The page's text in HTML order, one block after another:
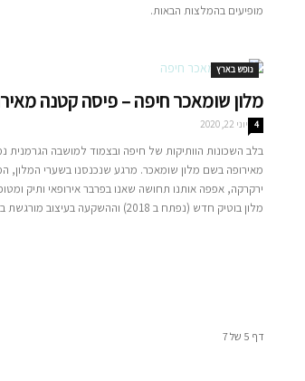
מופיעים בהמלצות הבאות.
נופש בארץ
מלון שומאכר חיפה – פיסה קטנה
יוני 22, 2020 4
בלב השכונות הוותיקות של חיפה ובצמוד למושבה הגרמנית
מאירופה בשם מלון שומאכר. מרגע שנכנסנו בשערי המלון,
ירקרקה, אפפה אותנו תחושה שאנו בפרבר אירופאי ותיק
מלון בוטיק חדש (נפתח ב 2018) וההשקעה בעיצוב מורגשת בכל פינה.
דף 5 של 7